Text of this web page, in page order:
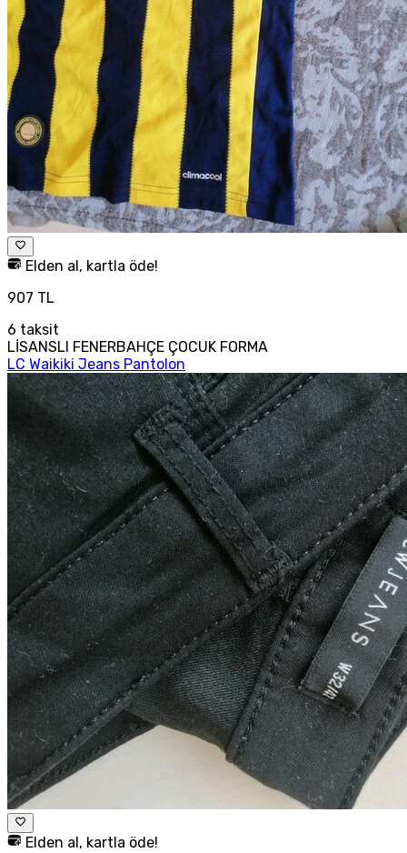
Elden al, kartla öde!
907 TL
6 taksit
LİSANSLI FENERBAHÇE ÇOCUK FORMA
LC Waikiki Jeans Pantolon
Elden al, kartla öde!